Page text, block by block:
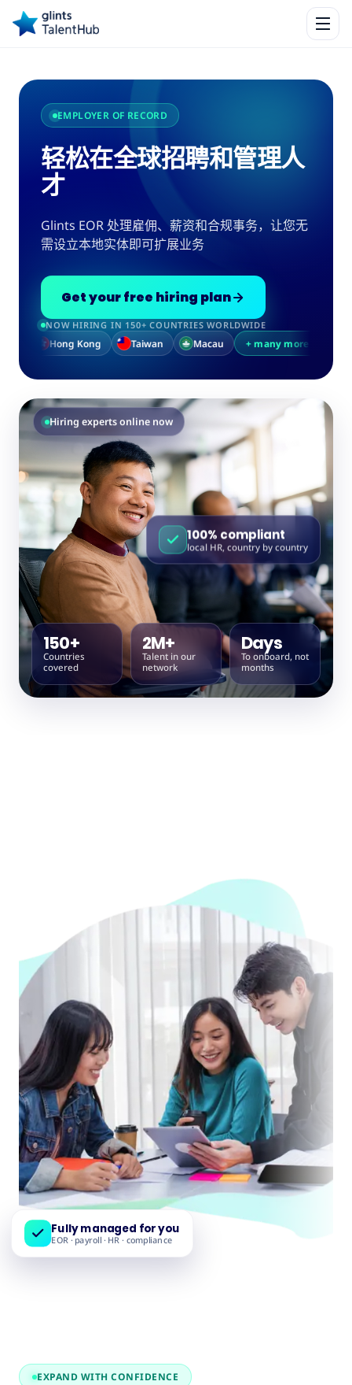
EMPLOYER OF RECORD
轻松在全球招聘和管理人
才
Glints EOR 处理雇佣、薪资和合规事务，让您无
需设立本地实体即可扩展业务
Get your free hiring plan
NOW HIRING IN 150+ COUNTRIES WORLDWIDE
Taiwan Macau + many more markets Indonesia
Hiring experts online now
100% compliant
local HR, country by country
150+
Countries
covered
2M+
Talent in our
network
Days
To onboard, not
months
Fully managed for you
EOR · payroll · HR · compliance
EXPAND WITH CONFIDENCE